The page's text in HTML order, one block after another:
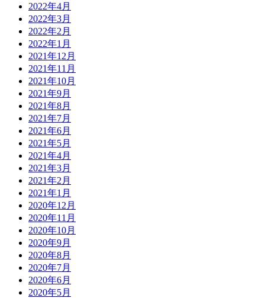
2022年4月
2022年3月
2022年2月
2022年1月
2021年12月
2021年11月
2021年10月
2021年9月
2021年8月
2021年7月
2021年6月
2021年5月
2021年4月
2021年3月
2021年2月
2021年1月
2020年12月
2020年11月
2020年10月
2020年9月
2020年8月
2020年7月
2020年6月
2020年5月